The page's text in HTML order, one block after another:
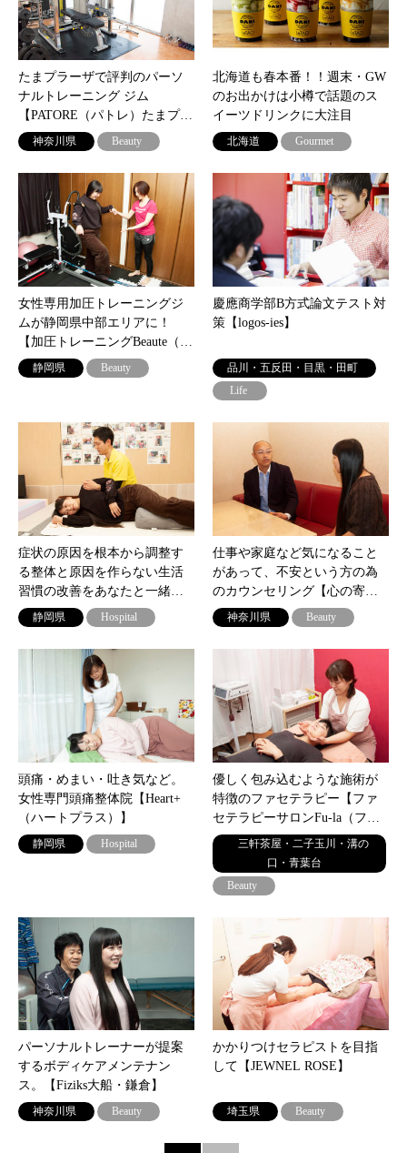
たまプラーザで評判のパーソ
ナルトレーニング ジム
【PATORE（パトレ）たまプ…
神奈川県 Beauty
北海道も春本番！！週末・GW
のお出かけは小樽で話題のス
イーツドリンクに大注目
北海道 Gourmet
女性専用加圧トレーニングジ
ムが静岡県中部エリアに！
【加圧トレーニングBeaute（…
静岡県 Beauty
慶應商学部B方式論文テスト対
策【logos-ies】
品川・五反田・目黒・田町
Life
症状の原因を根本から調整す
る整体と原因を作らない生活
習慣の改善をあなたと一緒…
静岡県 Hospital
仕事や家庭など気になること
があって、不安という方の為
のカウンセリング【心の寄…
神奈川県 Beauty
頭痛・めまい・吐き気など。
女性専門頭痛整体院【Heart+
（ハートプラス）】
静岡県 Hospital
優しく包み込むような施術が
特徴のファセテラピー【ファ
セテラピーサロンFu-la（フ…
三軒茶屋・二子玉川・溝の
口・青葉台
Beauty
パーソナルトレーナーが提案
するボディケアメンテナン
ス。【Fiziks大船・鎌倉】
神奈川県 Beauty
かかりつけセラピストを目指
して【JEWNEL ROSE】
埼玉県 Beauty